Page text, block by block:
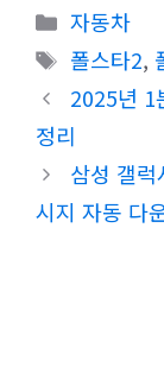
카
테
고
리
자동차
태
그
폴스타2,
2025년 1
정리
삼성 갤
시지 자동 다